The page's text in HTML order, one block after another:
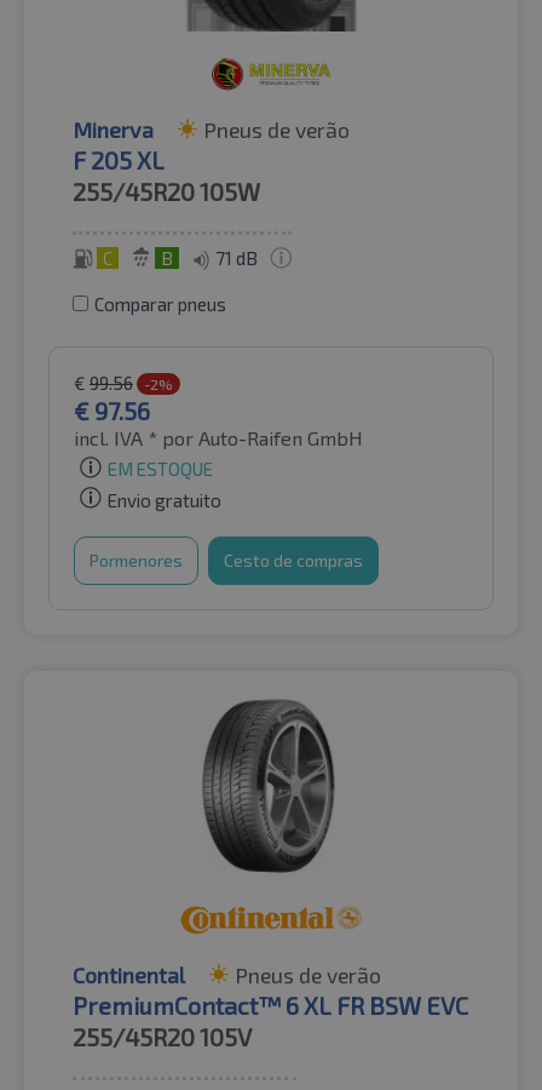
Minerva Pneus de verão
F 205 XL
255/45R20105W
C B 71 dB
Comparar pneus
€ 99.56 -2%
€ 97.56
incl. IVA * por Auto-Raifen GmbH
EM ESTOQUE
Envio gratuito
Pormenores Cesto de compras
Continental Pneus de verão
PremiumContact™ 6 XL FR BSW EVC
255/45R20105V